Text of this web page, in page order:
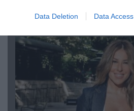
Data Deletion Data Access
σε ρεπορτάζ για τις φωτιές